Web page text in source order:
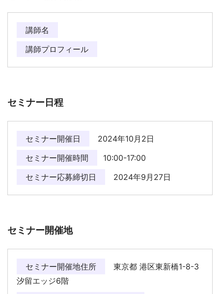
講師名
講師プロフィール
セミナー日程
セミナー開催日
2024年10月2日
セミナー開催時間
10:00-17:00
セミナー応募締切日
2024年9月27日
セミナー開催地
セミナー開催地住所
東京都 港区東新橋1-8-3
汐留エッジ6階